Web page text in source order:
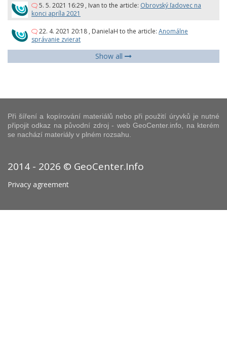
5. 5. 2021 16:29 , Ivan to the article: Obrovský ľadovec na
konci apríla 2021
22. 4. 2021 20:18 , DanielaH to the article: Anomálne
správanie zvierat
Show all
Při šíření a kopírování materiálů nebo při použití úryvků je nutné
připojit odkaz na původní zdroj - web GeoCenter.info, na kterém
se nachází materiály v plném rozsahu.
2014 - 2026 © GeoCenter.Info
Privacy agreement